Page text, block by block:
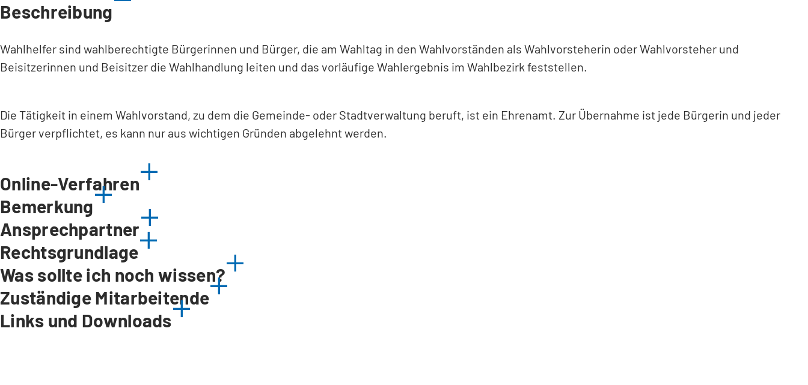
Beschreibung
Wahlhelfer sind wahlberechtigte Bürgerinnen und Bürger, die am Wahltag in den Wahlvorständen als Wahlvorsteherin oder Wahlvorsteher und
Beisitzerinnen und Beisitzer die Wahlhandlung leiten und das vorläufige Wahlergebnis im Wahlbezirk feststellen.
Die Tätigkeit in einem Wahlvorstand, zu dem die Gemeinde- oder Stadtverwaltung beruft, ist ein Ehrenamt. Zur Übernahme ist jede Bürgerin und jeder
Bürger verpflichtet, es kann nur aus wichtigen Gründen abgelehnt werden.
Online-Verfahren
Bemerkung
Ansprechpartner
Rechtsgrundlage
Was sollte ich noch wissen?
Zuständige Mitarbeitende
Links und Downloads